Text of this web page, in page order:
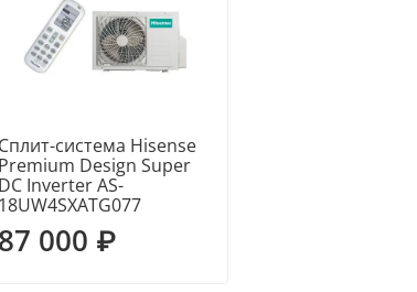
Сплит-система Hisense
Premium Design Super
DC Inverter AS-
18UW4SXATG077
87 000 ₽